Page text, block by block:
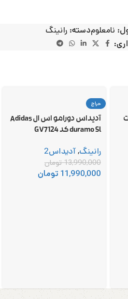
نامعلومدسته: رانینگ
حراج
آدیداس دورامو اس ال Adidas
duramo Sl کد GV7124
رانینگ,آدیداس2
13,990,000تومان
11,990,000 تومان